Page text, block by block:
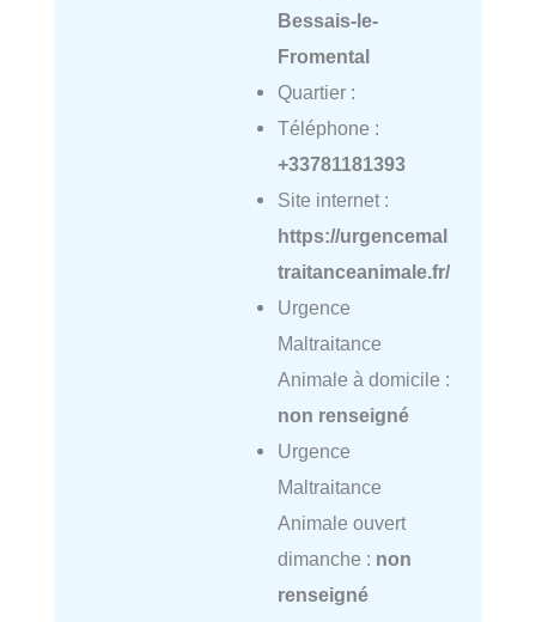
Bessais-le-
Fromental
Quartier :
Téléphone :
+33781181393
Site internet :
https://urgencemal
traitanceanimale.fr/
Urgence
Maltraitance
Animale à domicile :
non renseigné
Urgence
Maltraitance
Animale ouvert
dimanche : non
renseigné